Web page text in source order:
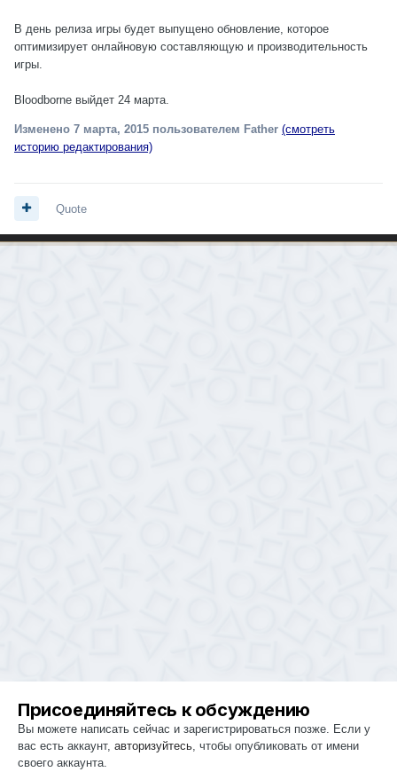
В день релиза игры будет выпущено обновление, которое
оптимизирует онлайновую составляющую и производительность
игры.
Bloodborne выйдет 24 марта.
Изменено 7 марта, 2015 пользователем Father (смотреть
историю редактирования)
Quote
Присоединяйтесь к обсуждению
Вы можете написать сейчас и зарегистрироваться позже. Если у
вас есть аккаунт, авторизуйтесь , чтобы опубликовать от имени
своего аккаунта.